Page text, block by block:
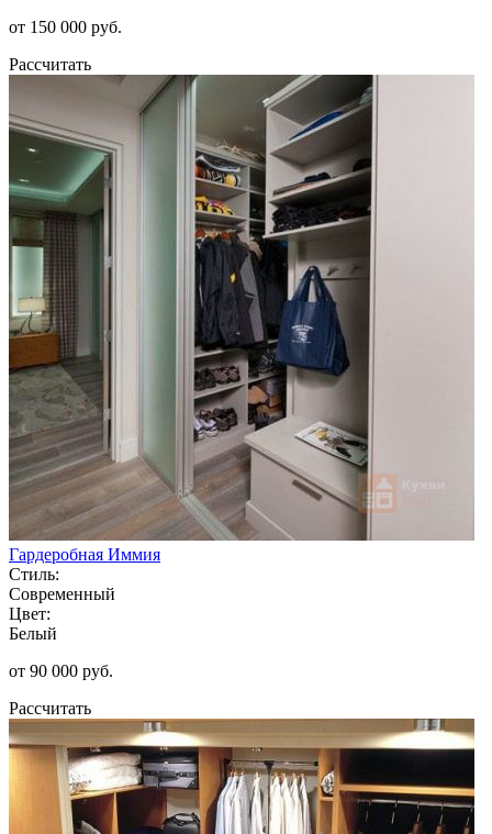
от 150 000 руб.
Рассчитать
Гардеробная Иммия
Стиль:
Современный
Цвет:
Белый
от 90 000 руб.
Рассчитать